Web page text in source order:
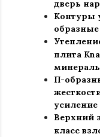
дверь
Контуры
плита
П-
Верхний
класс